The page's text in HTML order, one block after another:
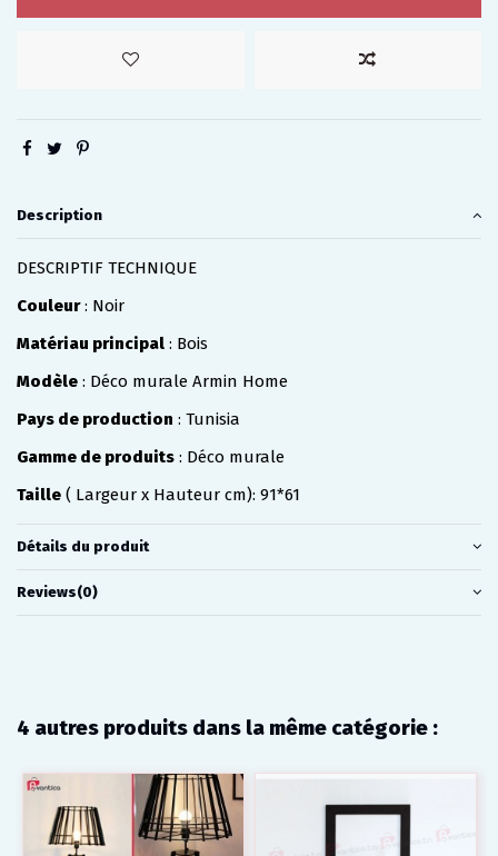
Description
DESCRIPTIF TECHNIQUE
Couleur: Noir
Matériau principal : Bois
Modèle : Déco murale Armin Home
Pays de production : Tunisia
Gamme de produits : Déco murale
Taille ( Largeur x Hauteur cm): 91*61
Détails du produit
Reviews(0)
4 autres produits dans la même catégorie :